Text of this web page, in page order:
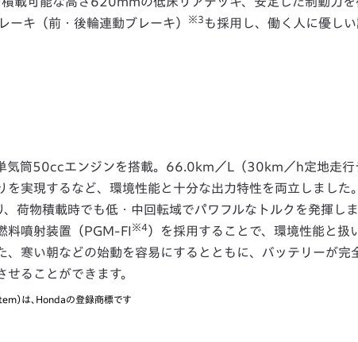
ーキ（前・後輪連動ブレーキ）
※3 も採用し、働く人に優し
気筒50ccエンジンを搭載。66.0km／L（30km／h定地走行
実現するなど、環境性能と十分な出力特性を両立しました
荷物積載時でも低・中回転域でパワフルなトルクを発揮しま
料噴射装置（PGM-FI ※4）を採用することで、環境性能と扱
、寒い朝などの始動を容易にするとともに、バッテリーが完
ることができます。
）は、Hondaの登録商標です